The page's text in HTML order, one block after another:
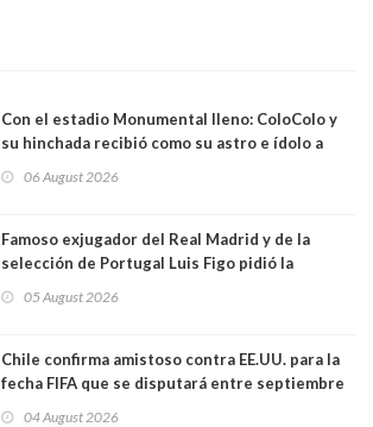
Con el estadio Monumental lleno: ColoColo y
su hinchada recibió como su astro e ídolo a
06 August 2026
Famoso exjugador del Real Madrid y de la
selección de Portugal Luis Figo pidió la
comportamiento más bajo y cobarde que he
05 August 2026
Chile confirma amistoso contra EE.UU. para la
fecha FIFA que se disputará entre septiembre
04 August 2026